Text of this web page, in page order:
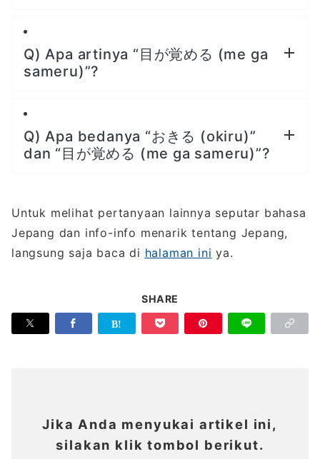
Q) Apa artinya “目が覚める (me ga
sameru)”?
Q) Apa bedanya “おきる (okiru)”
dan “目が覚める (me ga sameru)”?
Untuk melihat pertanyaan lainnya seputar bahasa
Jepang dan info-info menarik tentang Jepang,
langsung saja baca di halaman ini ya.
SHARE
Jika Anda menyukai artikel ini,
silakan klik tombol berikut.